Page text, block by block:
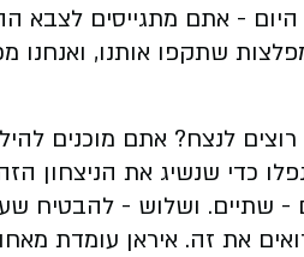
- אתם מתגייסים לצבא
שתקפו אותנו,
לנצח? אתם מוכנים
כדי שנשיג את הניצחון
שתיים. ושלוש - להבטיח
את זה. איראן עומדת